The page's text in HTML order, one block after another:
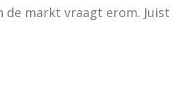
de markt vraagt erom. Juist